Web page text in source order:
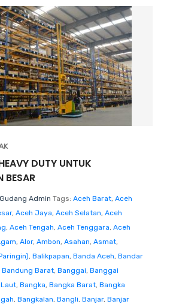
DUTY UNTUK
BESAR
Admin Tags: Aceh Barat, Aceh
, Aceh Jaya, Aceh Selatan, Aceh
, Aceh Tengah, Aceh Tenggara, Aceh
, Alor, Ambon, Asahan, Asmat,
, Balikpapan, Banda Aceh, Bandar
Bandung Barat, Banggai, Banggai
, Bangka, Bangka Barat, Bangka
, Bangkalan, Bangli, Banjar, Banjar